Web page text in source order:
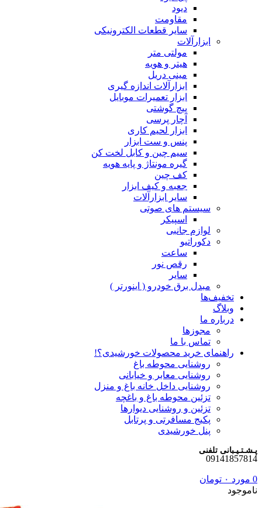
دیود
مقاومت
سایر قطعات الکترونیکی
ابزارآلات
مولتی متر
هیتر و هویه
مینی دریل
ابزارآلات اندازه گیری
ابزار تعمیرات موبایل
پیچ گوشتی
آچار پرسی
ابزار لحیم کاری
پنس و ست ابزار
سیم چین و کابل لخت کن
گیره مونتاژ و پایه هویه
کف چین
جعبه و کیف ابزار
سایر ابزارآلات
سیستم های صوتی
اسپیکر
لوازم جانبی
دکوراتیو
ساعت
رقص نور
سایر
مبدل برق خودرو ( اینورتر )
تخفیف‌ها
وبلاگ
درباره ما
مجوزها
تماس با ما
راهنمای خرید محصولات خورشیدی؟!
روشنایی محوطه باغ
روشنایی معابر و خیابانی
روشنایی داخل خانه باغ و منزل
تزئین محوطه باغ و باغچه
تزئین و روشنایی دیوارها
پکیج مسافرتی و پرتابل
پنل خورشیدی
پـشـتـیـبانی تلفنی
09141857814
0 مورد ۰ تومان
ناموجود